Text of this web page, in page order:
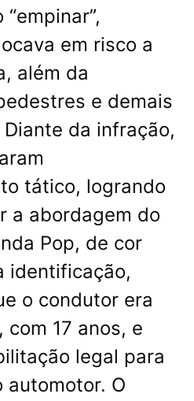
em risco a
além da
e demais
da infração,
tático, logrando
a abordagem do
Pop, de cor
identificação,
o condutor era
17 anos, e
legal para
automotor. O